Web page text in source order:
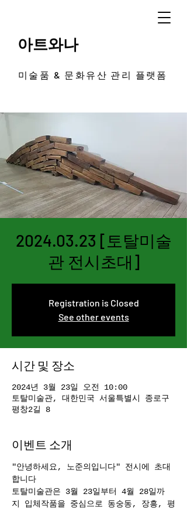
아트와나
미술품 & 문화유산 관리 플랫폼
2024.03.23 [토탈미술
관 전시초대]
Registration is Closed
See other events
시간 및 장소
2024년 3월 23일 오전 10:00
토탈미술관, 대한민국 서울특별시 종로구
평창2길 8
이벤트 소개
"안녕하세요, 노준의입니다" 전시에 초대
합니다
토탈미술관은 3월 23일부터 4월 28일까
지 입체작품을 중심으로 동숭동, 장흥, 평